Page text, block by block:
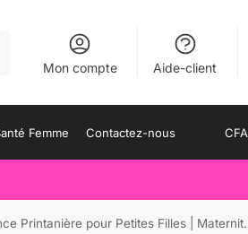
Mon compte Aide-client
Femme Contactez-nous CFA
pour Petites Filles | Maternita Dakar